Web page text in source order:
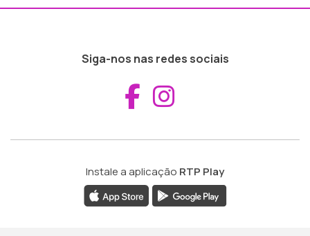
Siga-nos nas redes sociais
Aceder ao
Instale a aplicação RTP Play